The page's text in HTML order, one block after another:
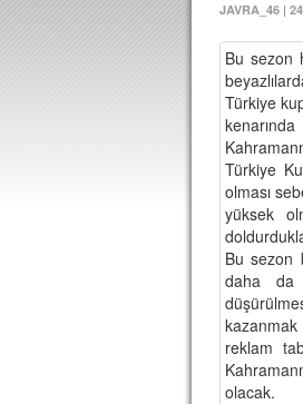
JAVRA_46 |
Bu sezon
Türkiye
Türkiye
olması
yüksek
Bu sezon
daha da
kazanmak
reklam
olacak.